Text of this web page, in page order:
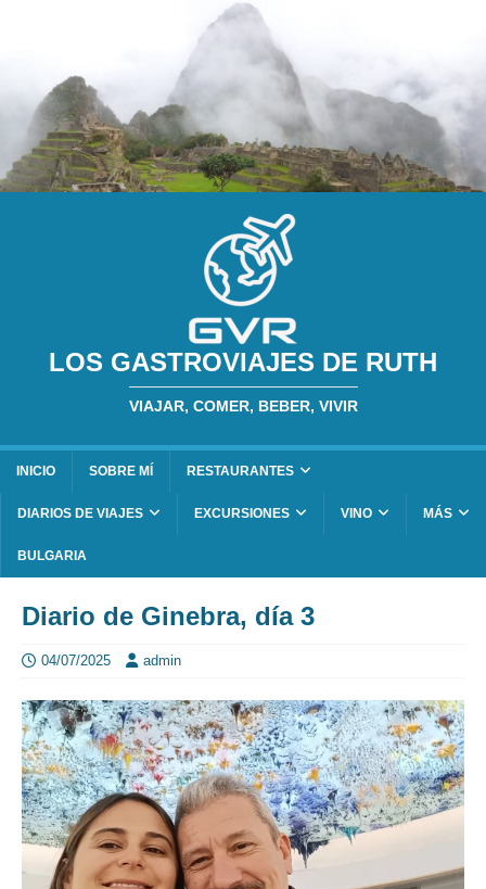
LOS GASTROVIAJES DE RUTH
VIAJAR, COMER, BEBER, VIVIR
INICIO SOBRE MÍ RESTAURANTES
DIARIOS DE VIAJES EXCURSIONES VINO MÁS
BULGARIA
Diario de Ginebra, día 3
04/07/2025 admin